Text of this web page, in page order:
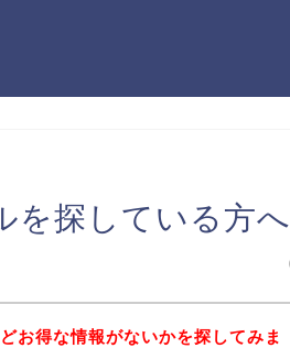
を探している方へ
お得な情報がないかを探してみま